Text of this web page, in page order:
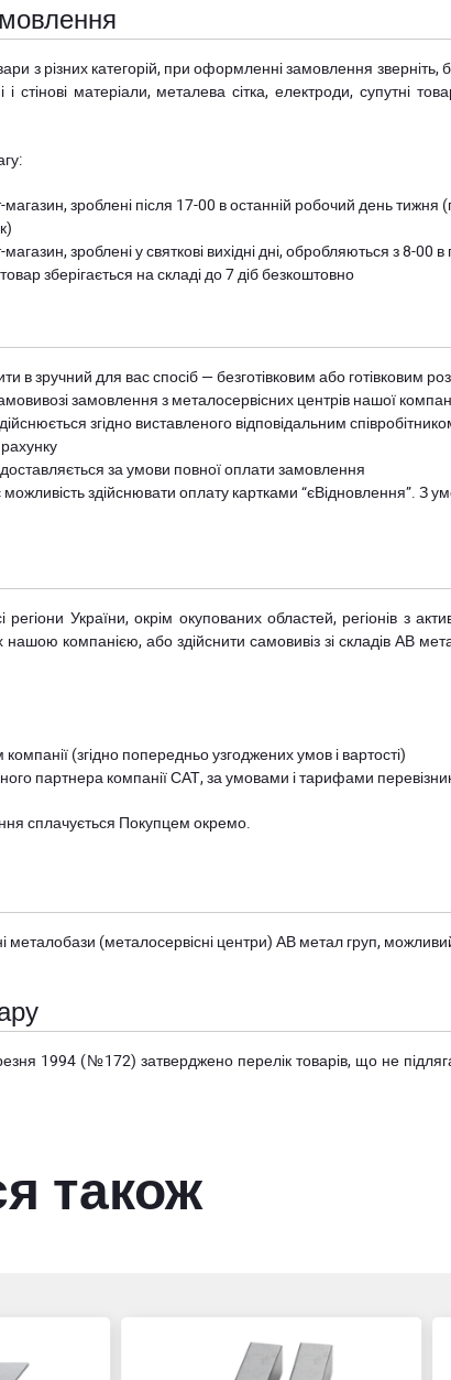
з різних категорій, при оформленні замовлення зверніть,
і стінові матеріали, металева сітка, електроди, супутні
магазин, зроблені після 17-00 в останній робочий день
зроблені у святкові вихідні дні, обробляються з 8-
зберігається на складі до 7 діб безкоштовно
в зручний для вас спосіб — безготівковим або готівковим
замовлення з металосервісних центрів нашої
згідно виставленого відповідальним
доставляється за умови повної оплати замовлення
здійснювати оплату картками “єВідновлення”. З
регіони України, окрім окупованих областей, регіонів
нашою компанією, або здійснити самовивіз зі складів АВ
(згідно попередньо узгоджених умов і вартості)
партнера компанії САТ, за умовами і тарифами
сплачується Покупцем окремо.
металобази (металосервісні центри) АВ метал груп,
1994 (№172) затверджено перелік товарів, що не
також